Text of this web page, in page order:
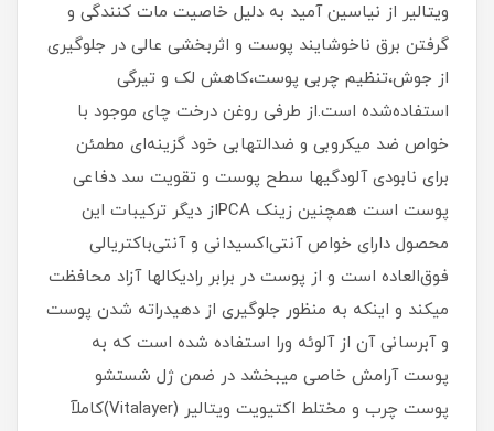
ویتالیر از نیاسین آمید به دلیل خاصیت مات کنندگی و
گرفتن برق ناخوشایند پوست و اثربخشی عالی در جلوگیری
از جوش،تنظیم چربی پوست،کاهش لک و تیرگی
استفاده‌شده است.از طرفی روغن درخت چای موجود با
خواص ضد میکروبی و ضدالتهابی خود گزینه‌ای مطمئن
برای نابودی آلودگیها سطح پوست و تقویت سد دفاعی
پوست است همچنین زینک PCAاز دیگر ترکیبات این
محصول دارای خواص آنتی‌اکسیدانی و آنتی‌باکتریالی
فوق‌العاده است و از پوست در برابر رادیکالها آزاد محافظت
میکند و اینکه به منظور جلوگیری از دهیدراته شدن پوست
و آبرسانی آن از آلوئه ورا استفاده شده است که به
پوست آرامش خاصی میبخشد در ضمن ژل شستشو
پوست چرب و مختلط اکتیویت ویتالیر (Vitalayer)کاملآ